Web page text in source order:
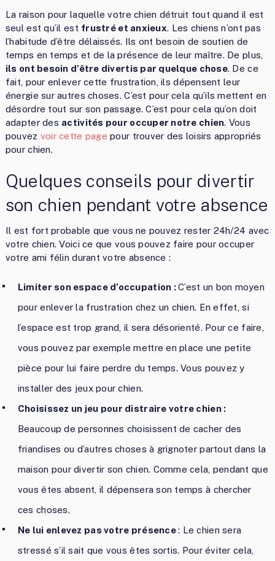
La raison pour laquelle votre chien détruit tout quand il est
seul est qu’il est frustré et anxieux. Les chiens n’ont pas
l’habitude d’être délaissés. Ils ont besoin de soutien de
temps en temps et de la présence de leur maître. De plus,
ils ont besoin d’être divertis par quelque chose. De ce
fait, pour enlever cette frustration, ils dépensent leur
énergie sur autres choses. C’est pour cela qu’ils mettent en
désordre tout sur son passage. C’est pour cela qu’on doit
adapter des activités pour occuper notre chien. Vous
pouvez voir cette page pour trouver des loisirs appropriés
pour chien.
Quelques conseils pour divertir
son chien pendant votre absence
Il est fort probable que vous ne pouvez rester 24h/24 avec
votre chien. Voici ce que vous pouvez faire pour occuper
votre ami félin durant votre absence :
Limiter son espace d’occupation :C’est un bon moyen
pour enlever la frustration chez un chien. En effet, si
l’espace est trop grand, il sera désorienté. Pour ce faire,
vous pouvez par exemple mettre en place une petite
pièce pour lui faire perdre du temps. Vous pouvez y
installer des jeux pour chien.
Choisissez un jeu pour distraire votre chien :
Beaucoup de personnes choisissent de cacher des
friandises ou d’autres choses à grignoter partout dans la
maison pour divertir son chien. Comme cela, pendant que
vous êtes absent, il dépensera son temps à chercher
ces choses.
Ne lui enlevez pas votre présence: Le chien sera
stressé s’il sait que vous êtes sortis. Pour éviter cela,